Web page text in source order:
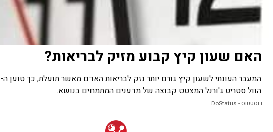
האם שעון קיץ קבוע מזיק לבריאות?
המעבר העונתי לשעון קיץ גורם יותר נזק לבריאות האדם מאשר תועלת, כך טוען ה-
הוול סטריט ג'ורנל המצטט קבוצה של מדענים המתמחים בנושא.
דוסטטוס - DoStatus